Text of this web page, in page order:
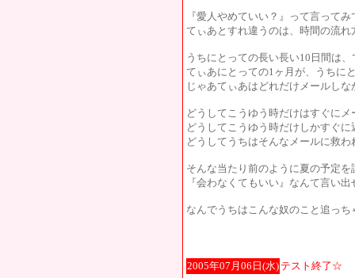
『愛人やめていい？』って言ってみ
てぃあとすれ違うのは、時間の流
うちにとっての長い長い10日間は
てぃあにとっての1ヶ月が、うちに
じゃあてぃあはどれだけメールし
どうしてこうゆう時だけはすぐに
どうしてこうゆう時だけしかすぐ
どうしてうちはそんなメールに救
そんな当たり前のように夏の予定を
『会わなくてもいい』なんて言い出
なんでうちはこんな奴のこと追っち
2005年07月06日(水) テスト終了☆